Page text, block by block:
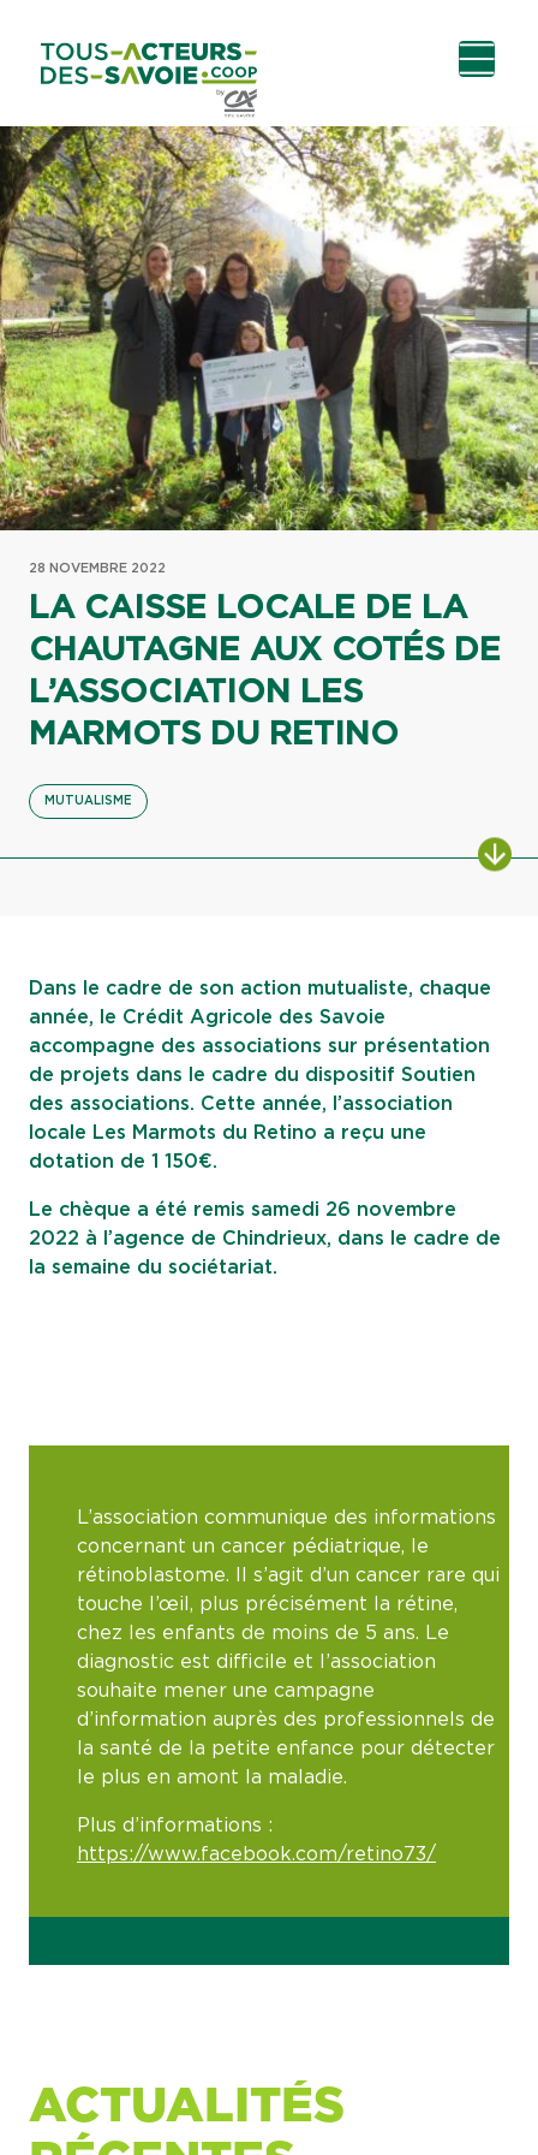
contenu
principal
28 NOVEMBRE 2022
LA CAISSE LOCALE DE LA
CHAUTAGNE AUX COTÉS DE
L’ASSOCIATION LES
MARMOTS DU RETINO
MUTUALISME
Dans le cadre de son action mutualiste, chaque
année, le Crédit Agricole des Savoie
accompagne des associations sur présentation
de projets dans le cadre du dispositif Soutien
des associations. Cette année, l’association
locale Les Marmots du Retino a reçu une
dotation de 1 150€.
Le chèque a été remis samedi 26 novembre
2022 à l’agence de Chindrieux, dans le cadre de
la semaine du sociétariat.
L’association communique des informations
concernant un cancer pédiatrique, le
rétinoblastome. Il s’agit d’un cancer rare qui
touche l’œil, plus précisément la rétine,
chez les enfants de moins de 5 ans. Le
diagnostic est difficile et l’association
souhaite mener une campagne
d’information auprès des professionnels de
la santé de la petite enfance pour détecter
le plus en amont la maladie.
Plus d’informations :
https://www.facebook.com/retino73/
ACTUALITÉS